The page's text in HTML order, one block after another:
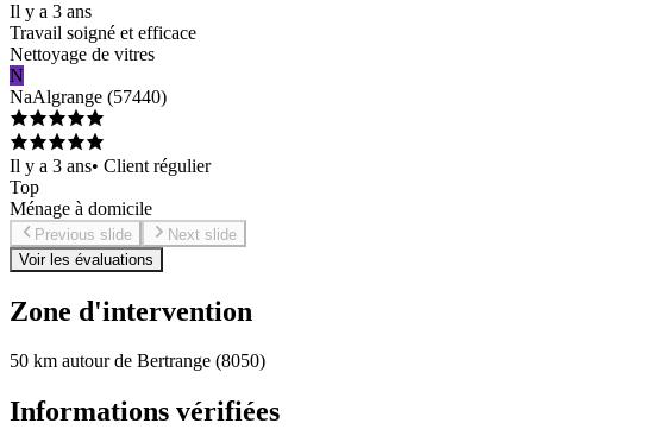
Il y a 3 ans
Travail soigné et efficace
Nettoyage de vitres
N
NaAlgrange (57440)
Il y a 3 ans• Client régulier
Top
Ménage à domicile
Previous slide
Next slide
Voir les évaluations
Zone d'intervention
50 km autour de Bertrange (8050)
Informations vérifiées